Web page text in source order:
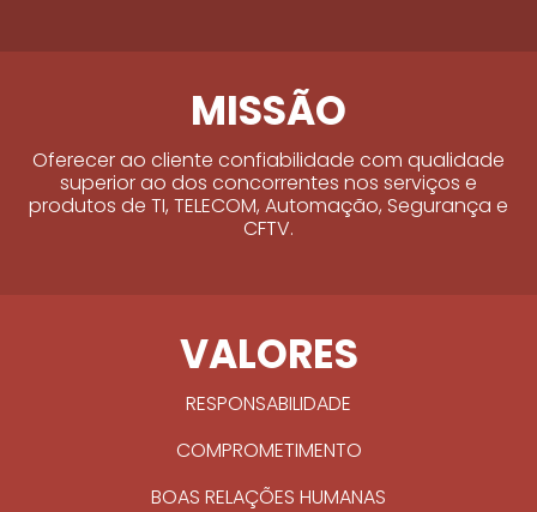
MISSÃO
Oferecer ao cliente confiabilidade com qualidade
superior ao dos concorrentes nos serviços e
produtos de TI, TELECOM, Automação, Segurança e
CFTV.
VALORES
RESPONSABILIDADE
COMPROMETIMENTO
BOAS RELAÇÕES HUMANAS